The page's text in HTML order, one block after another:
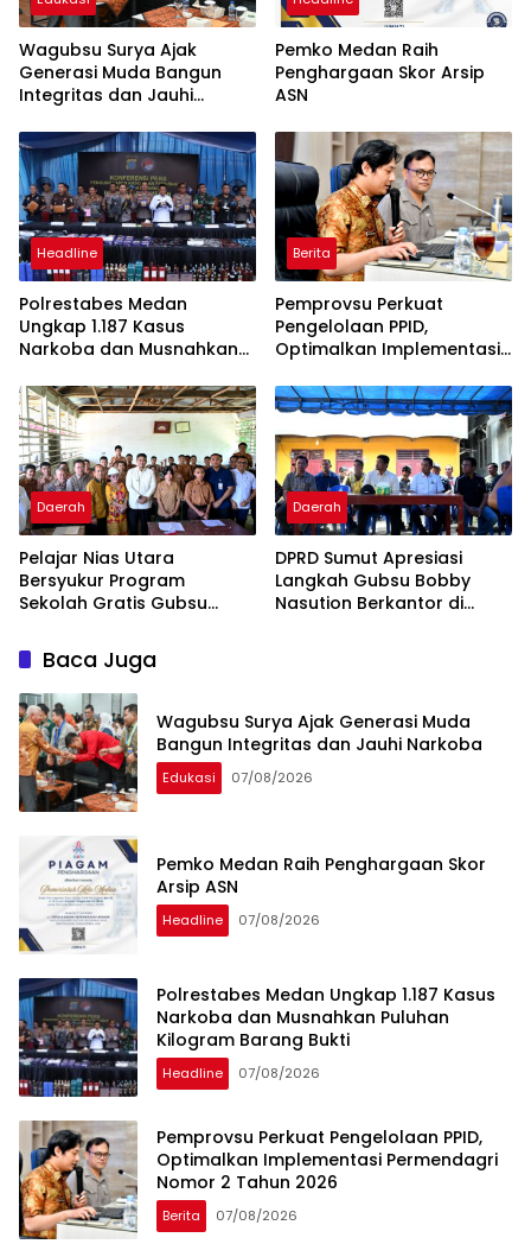
Wagubsu Surya Ajak
Generasi Muda Bangun
Integritas dan Jauhi
Pemko Medan Raih
Penghargaan Skor Arsip
ASN
Headline
Polrestabes Medan
Ungkap 1.187 Kasus
Narkoba dan Musnahkan
Bukti
Berita
Pemprovsu Perkuat
Pengelolaan PPID,
Optimalkan Implementasi
Tahun 2026
Daerah
Pelajar Nias Utara
Bersyukur Program
Sekolah Gratis Gubsu
Beban Orang Tua
Daerah
DPRD Sumut Apresiasi
Langkah Gubsu Bobby
Nasution Berkantor di
Baca Juga
Wagubsu Surya Ajak Generasi Muda
Bangun Integritas dan Jauhi Narkoba
Edukasi 07/08/2026
Pemko Medan Raih Penghargaan Skor
Arsip ASN
Headline 07/08/2026
Polrestabes Medan Ungkap 1.187 Kasus
Narkoba dan Musnahkan Puluhan
Kilogram Barang Bukti
Headline 07/08/2026
Pemprovsu Perkuat Pengelolaan PPID,
Optimalkan Implementasi Permendagri
Nomor 2 Tahun 2026
Berita 07/08/2026